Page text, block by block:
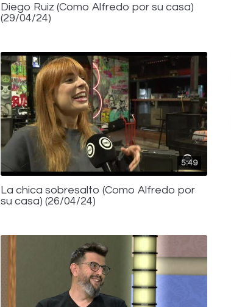
Diego Ruiz (Como Alfredo por su casa)
(29/04/24)
5:49
La chica sobresalto (Como Alfredo por
su casa) (26/04/24)